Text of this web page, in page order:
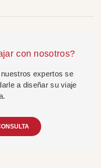
con nosotros?
expertos se
a diseñar su viaje